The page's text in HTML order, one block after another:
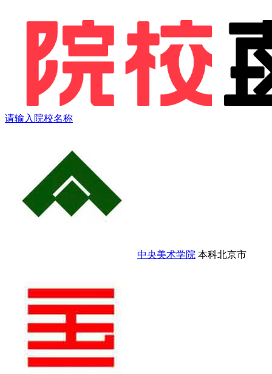
请输入院校名称
中央美术学院 本科北京市